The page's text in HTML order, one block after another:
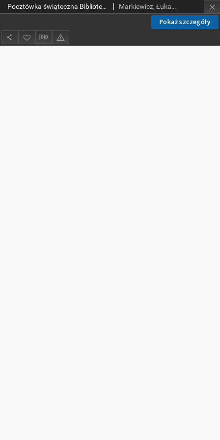
Pokaż szczegóły
Pocztówka świąteczna Biblioteki Cyfrowej PŁ eBiPoL 2012. Wielkanoc. Markiewicz, Łukasz.